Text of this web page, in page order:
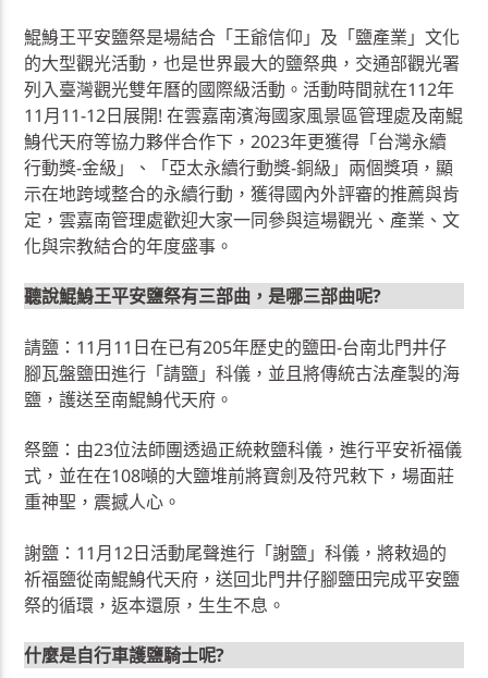
鯤鯓王平安鹽祭是場結合「王爺信仰」及「鹽產業」文化
的大型觀光活動，也是世界最大的鹽祭典，交通部觀光署
列入臺灣觀光雙年曆的國際級活動。活動時間就在112年
11月11-12日展開! 在雲嘉南濱海國家風景區管理處及南鯤
鯓代天府等協力夥伴合作下，2023年更獲得「台灣永續
行動獎-金級」、「亞太永續行動獎-銅級」兩個獎項，顯
示在地跨域整合的永續行動，獲得國內外評審的推薦與肯
定，雲嘉南管理處歡迎大家一同參與這場觀光、產業、文
化與宗教結合的年度盛事。
聽說鯤鯓王平安鹽祭有三部曲，是哪三部曲呢?
請鹽：11月11日在已有205年歷史的鹽田-台南北門井仔
腳瓦盤鹽田進行「請鹽」科儀，並且將傳統古法產製的海
鹽，護送至南鯤鯓代天府。
祭鹽：由23位法師團透過正統敕鹽科儀，進行平安祈福儀
式，並在在108噸的大鹽堆前將寶劍及符咒敕下，場面莊
重神聖，震撼人心。
謝鹽：11月12日活動尾聲進行「謝鹽」科儀，將敕過的
祈福鹽從南鯤鯓代天府，送回北門井仔腳鹽田完成平安鹽
祭的循環，返本還原，生生不息。
什麼是自行車護鹽騎士呢?